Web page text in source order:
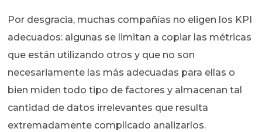
Por desgracia, muchas compañías no eligen los KPI
adecuados: algunas se limitan a copiar las métricas
que están utilizando otros y que no son
necesariamente las más adecuadas para ellas o
bien miden todo tipo de factores y almacenan tal
cantidad de datos irrelevantes que resulta
extremadamente complicado analizarlos.